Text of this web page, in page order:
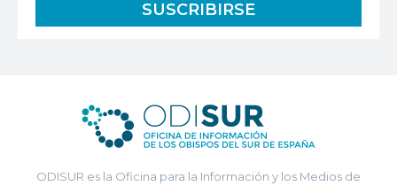
ODISUR es la Oficina para la Información y los Medios de